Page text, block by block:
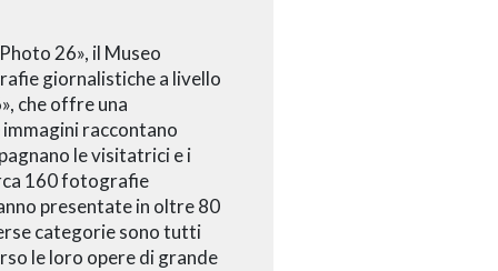
26», il Museo
giornalistiche a livello
che offre una
raccontano
le visitatrici e i
160 fotografie
presentate in oltre 80
categorie sono tutti
le loro opere di grande